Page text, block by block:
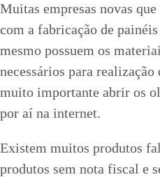
Muitas empresas novas
com a fabricação de
mesmo possuem os
necessários para
muito importante abrir os
por aí na internet.
Existem muitos produtos
produtos sem nota fiscal e